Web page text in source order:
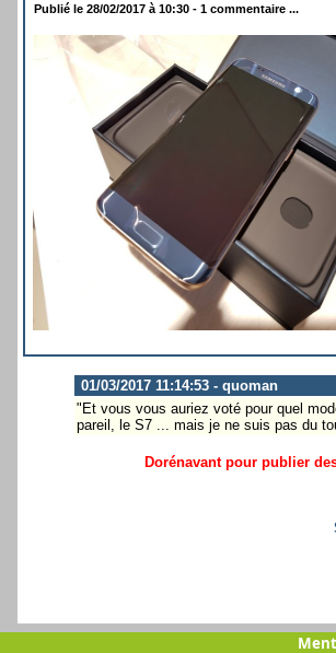
Publié le 28/02/2017 à 10:30 - 1 commentaire ...
01/03/2017 11:14:53 - quoman
"Et vous vous auriez voté pour quel
pareil, le S7 ... mais je ne suis pas du
Dorénavant pour publier